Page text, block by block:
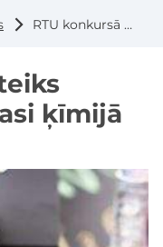
RTU konkursā noteiks Latvijas labāko klasi ķīmijā
ķīmijā